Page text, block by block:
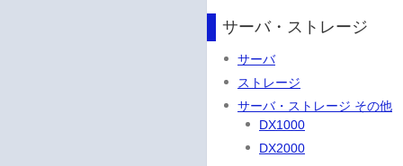
サーバ・ストレージ
サーバ
ストレージ
サーバ・ストレージ その他
DX1000
DX2000